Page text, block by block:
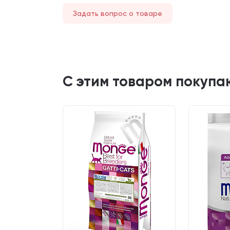
Задать вопрос о товаре
С этим товаром